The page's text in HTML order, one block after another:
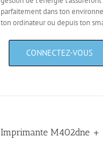
parfaitement dans ton
ton ordinateur ou depuis ton
Imprimante M402dne +